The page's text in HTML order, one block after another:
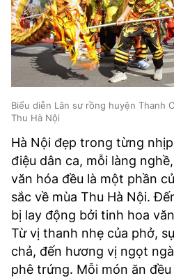
Biểu diễn Lân sư rồng huyện Thanh
Thu Hà Nội
Hà Nội đẹp trong từng
điệu dân ca, mỗi làng
văn hóa đều là một phần
sắc về mùa Thu Hà Nội.
bị lay động bởi tinh hoa
Từ vị thanh nhẹ của phở,
chả, đến hương vị ngọt
phê trứng. Mỗi món ăn